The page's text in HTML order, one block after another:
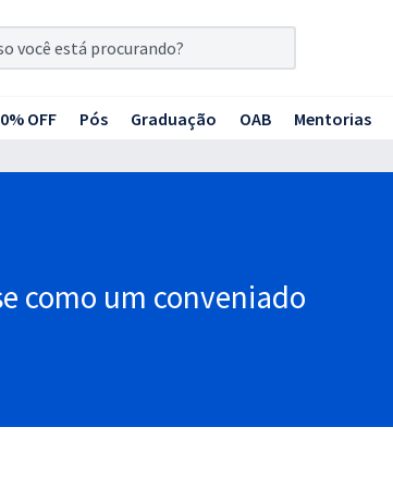
OFF Pós Graduação OAB Mentorias
como um conveniado